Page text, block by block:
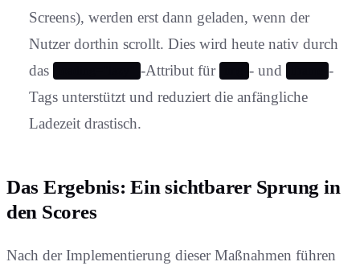
Screens), werden erst dann geladen, wenn der
Nutzer dorthin scrollt. Dies wird heute nativ durch
das
-Attribut für - und
-
Tags unterstützt und reduziert die anfängliche
Ladezeit drastisch.
Das Ergebnis: Ein sichtbarer Sprung in
den Scores
Nach der Implementierung dieser Maßnahmen führen